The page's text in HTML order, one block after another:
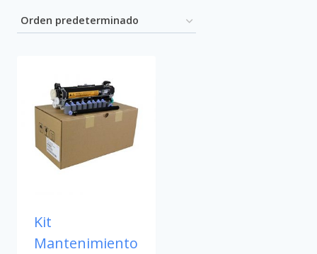
Kit
Mantenimiento